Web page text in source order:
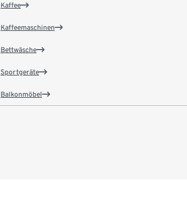
Kaffee
Kaffeemaschinen
Bettwäsche
Sportgeräte
Balkonmöbel